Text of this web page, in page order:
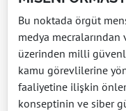
Bu noktada örgüt
medya mecralarından
üzerinden milli
kamu görevlilerine
faaliyetine ilişkin
konseptinin ve siber